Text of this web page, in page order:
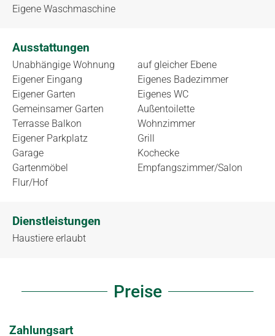
Eigene Waschmaschine
Ausstattungen
Unabhängige Wohnung
Eigener Eingang
Eigener Garten
Gemeinsamer Garten
Terrasse Balkon
Eigener Parkplatz
Garage
Gartenmöbel
Flur/Hof
auf gleicher Ebene
Eigenes Badezimmer
Eigenes WC
Außentoilette
Wohnzimmer
Grill
Kochecke
Empfangszimmer/Salon
Dienstleistungen
Haustiere erlaubt
Preise
Zahlungsart